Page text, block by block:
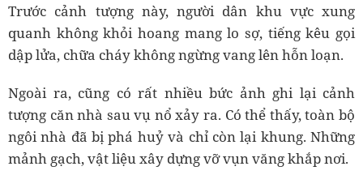
Trước cảnh tượng này, người dân khu vực xung
quanh không khỏi hoang mang lo sợ, tiếng kêu gọi
dập lửa, chữa cháy không ngừng vang lên hỗn loạn.
Ngoài ra, cũng có rất nhiều bức ảnh ghi lại cảnh
tượng căn nhà sau vụ nổ xảy ra. Có thể thấy, toàn bộ
ngôi nhà đã bị phá huỷ và chỉ còn lại khung. Những
mảnh gạch, vật liệu xây dựng vỡ vụn văng khắp nơi.